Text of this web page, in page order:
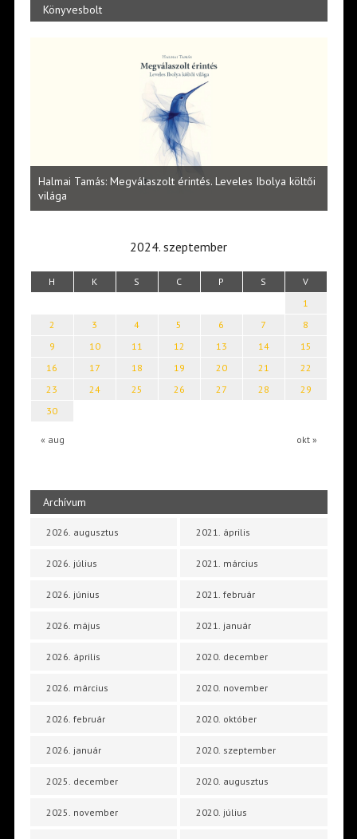
Könyvesbolt
Halmai Tamás: Megválaszolt érintés. Leveles Ibolya költői
világa
2024. szeptember
H K S C P S V
« aug okt »
1
2
3 4 5 6 7
8
9
10 11 12 13 14
15
16
17 18 19 20 21
22
23
24 25 26 27 28
29
30
Archívum
2026. augusztus
2026. július
2026. június
2026. május
2026. április
2026. március
2026. február
2026. január
2025. december
2025. november
2021. április
2021. március
2021. február
2021. január
2020. december
2020. november
2020. október
2020. szeptember
2020. augusztus
2020. július